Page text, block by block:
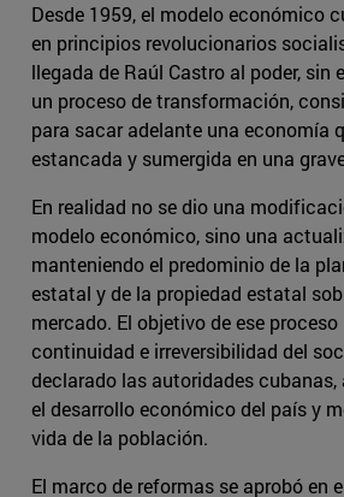
Desde 1959, el modelo económico
en principios revolucionarios
llegada de Raúl Castro al poder, sin
un proceso de transformación,
para sacar adelante una economía
estancada y sumergida en una
En realidad no se dio una
modelo económico, sino una
manteniendo el predominio de la
estatal y de la propiedad estatal
mercado. El objetivo de ese
continuidad e irreversibilidad del
declarado las autoridades
el desarrollo económico del país y
vida de la población.
El marco de reformas se aprobó en